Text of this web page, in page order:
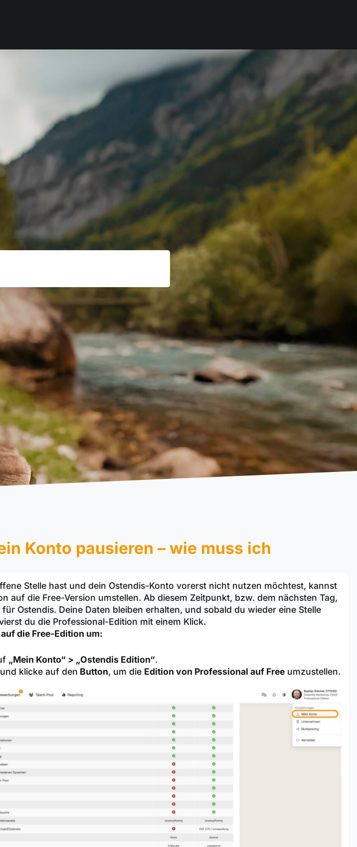
Konto pausieren – wie muss ich
Stelle hast und dein Ostendis-Konto vorerst nicht nutzen möchtest, kannst
auf die Free-Version umstellen. Ab diesem Zeitpunkt, bzw. dem nächsten Tag,
für Ostendis. Deine Daten bleiben erhalten, und sobald du wieder eine Stelle
du die Professional-Edition mit einem Klick.
die Free-Edition um:
„Mein Konto“ > „Ostendis Edition“.
klicke auf den Button, um die Edition von Professional auf Freeumzustellen.